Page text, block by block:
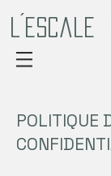
L´EscalE
POLITIQUE